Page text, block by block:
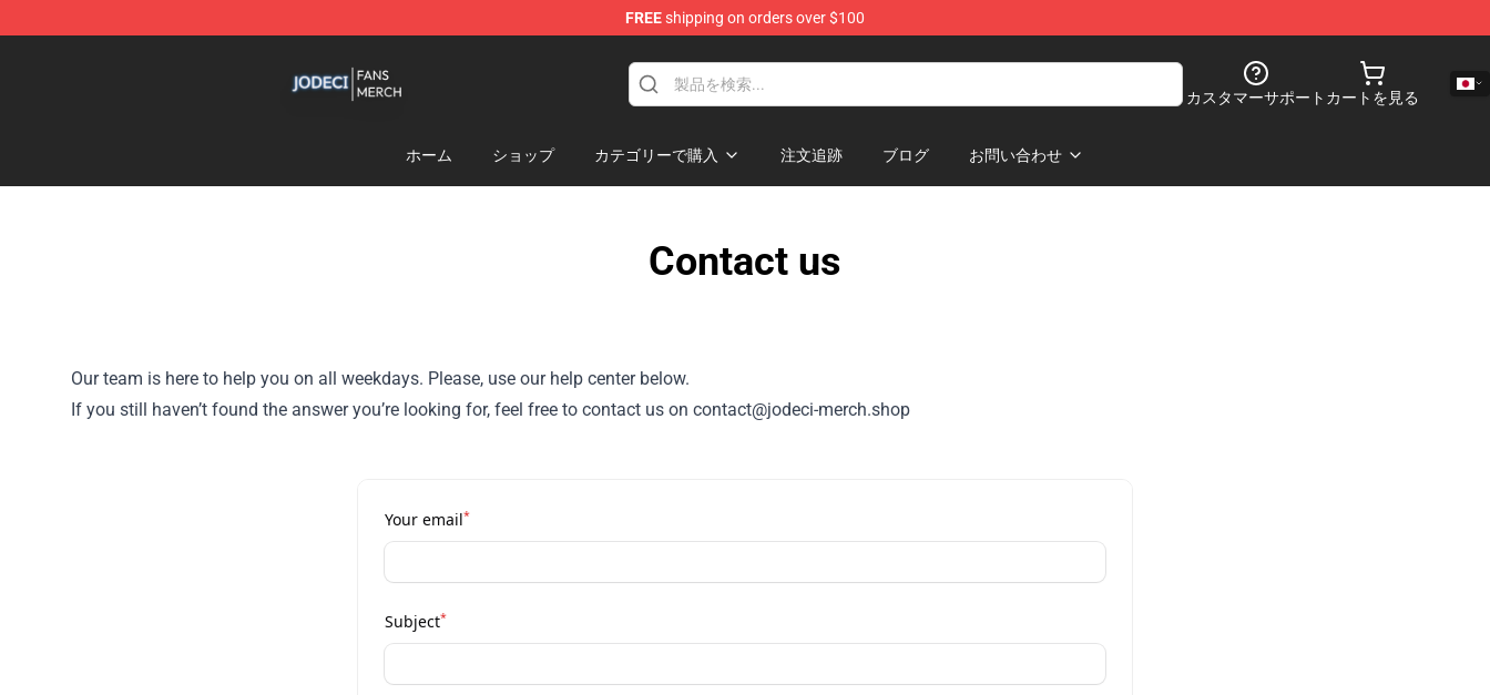
FREEshipping on orders over $100
カスタマーサポート カートを見る
ホーム ショップ カテゴリーで購入 注文追跡 ブログ お問い合わせ
Contact us
Our team is here to help you on all weekdays. Please, use our help center below.
If you still haven’t found the answer you’re looking for, feel free to contact us on contact@jodeci-merch.shop